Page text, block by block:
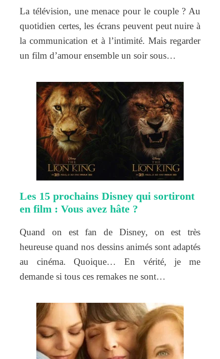
La télévision, une menace pour le couple ? Au
quotidien certes, les écrans peuvent peut nuire à
la communication et à l’intimité. Mais regarder
un film d’amour ensemble un soir sous…
Les 15 prochains Disney qui sortiront
en film : Vous avez hâte ?
Quand on est fan de Disney, on est très
heureuse quand nos dessins animés sont adaptés
au cinéma. Quoique… En vérité, je me
demande si tous ces remakes ne sont…